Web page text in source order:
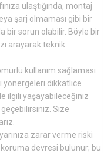
ulaştığında, montaj
şarj olmaması gibi bir
bir sorun olabilir. Böyle bir
arayarak teknik
kullanım sağlaması
yönergeleri dikkatlice
ilgili yaşayabileceğiniz
Size
zarar verme riski
koruma devresi bulunur; bu